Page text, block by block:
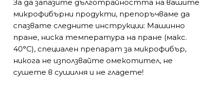
За да запазите дълготрайността на вашите
микрофибърни продукти, препоръчваме да
спазвате следните инструкции: Машинно
пране, ниска температура на пране (макс.
40°C), специален препарат за микрофибър,
никога не използвайте омекотител, не
сушете в сушилня и не гладете!